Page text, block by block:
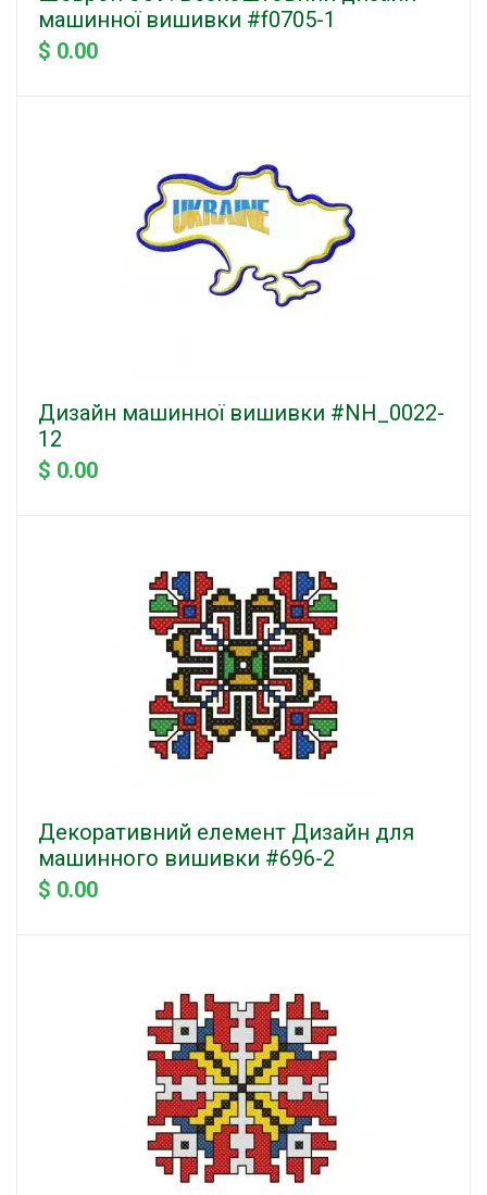
машинної вишивки #f0705-1
$ 0.00
Дизайн машинної вишивки #NH_0022-
12
$ 0.00
Декоративний елемент Дизайн для
машинного вишивки #696-2
$ 0.00